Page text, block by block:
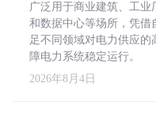
广泛用于商业建筑、工业
和数据中心等场所，凭借
足不同领域对电力供应的
障电力系统稳定运行。
2026年8月4日